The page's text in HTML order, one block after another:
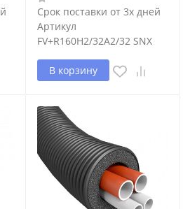
Срок поставки от 3х дней
Артикул
FV+R160H2/32A2/32 SNX
В корзину